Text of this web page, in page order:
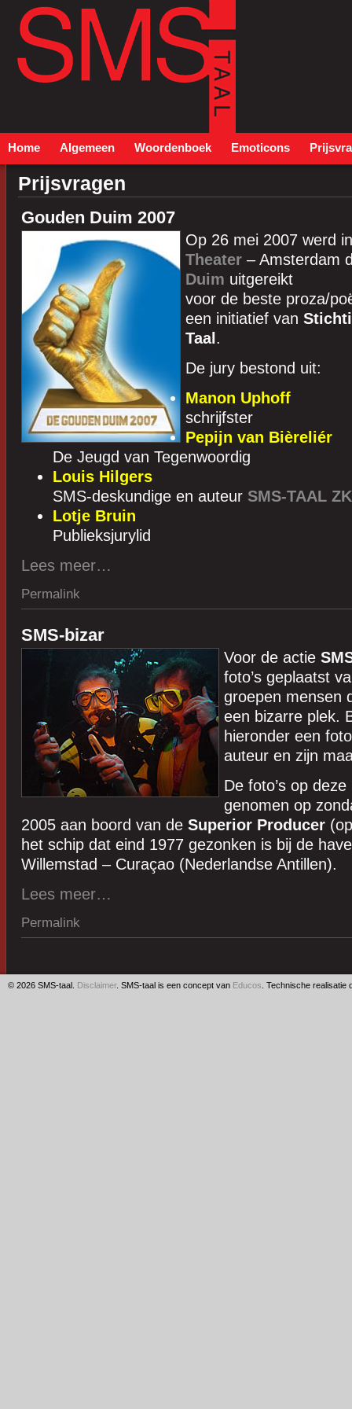
Home Algemeen Woordenboek Emoticons
Prijsvragen
Gouden Duim 2007
Op 26 mei 2007 werd
Theater – Amsterdam
Duim uitgereikt
voor de beste proza/
een initiatief van
Taal.
De jury bestond uit:
Manon Uphoff
schrijfster
Pepijn van Bièreliér
De Jeugd van Tegenwoordig
Louis Hilgers
SMS-deskundige en auteur SMS-TAAL
Lotje Bruin
Publieksjurylid
Lees meer…
Permalink
SMS-bizar
Voor de actie
foto’s geplaatst
groepen mensen
een bizarre plek.
hieronder een
auteur en zijn
De foto’s op
genomen op
2005 aan boord van de Superior Producer
het schip dat eind 1977 gezonken is bij de
Willemstad – Curaçao (Nederlandse Antillen).
Lees meer…
Permalink
© 2026 SMS-taal. Disclaimer. SMS-taal is een concept van Educos . Technische realisatie